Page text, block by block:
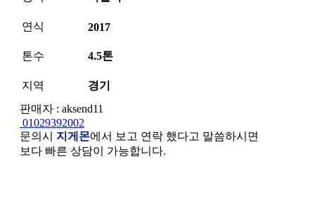
연식 2017
톤수 4.5톤
지역
경기
판매자 : aksend11
01029392002
문의시 지게몬에서 보고 연락 했다고 말씀하시면
보다 빠른 상담이 가능합니다.